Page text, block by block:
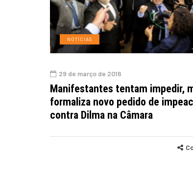
NOTÍCIAS
29 de março de 2016
Manifestantes tentam impedir,
formaliza novo pedido de
contra Dilma na Câmara